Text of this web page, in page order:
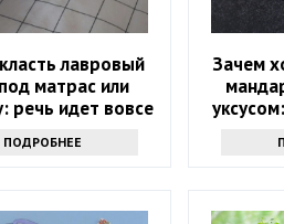
лавровый
матрас или
речь идет вовсе
ПОДРОБНЕЕ
Зачем